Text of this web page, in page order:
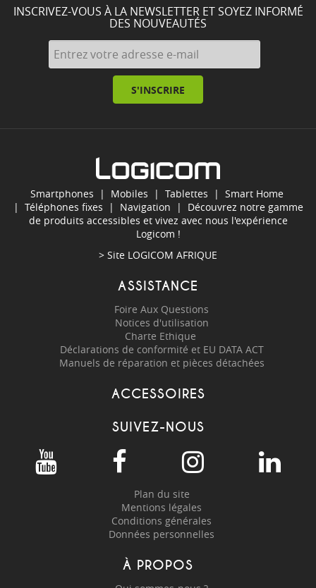
INSCRIVEZ-VOUS À LA NEWSLETTER ET SOYEZ INFORMÉ
DES NOUVEAUTÉS
S'INSCRIRE
Smartphones | Mobiles | Tablettes | Smart Home
| Téléphones fixes | Navigation | Découvrez notre gamme
de produits accessibles et vivez avec nous l'expérience
Logicom !
> Site LOGICOM AFRIQUE
ASSISTANCE
Foire Aux Questions
Notices d'utilisation
Charte Ethique
Déclarations de conformité et EU DATA ACT
Manuels de réparation et pièces détachées
ACCESSOIRES
SUIVEZ-NOUS
Plan du site
Mentions légales
Conditions générales
Données personnelles
À PROPOS